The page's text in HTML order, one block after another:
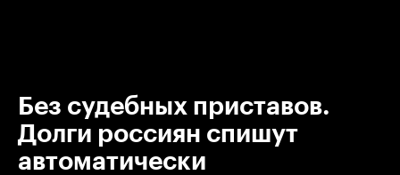
Без судебных приставов.
Долги россиян спишут
автоматически